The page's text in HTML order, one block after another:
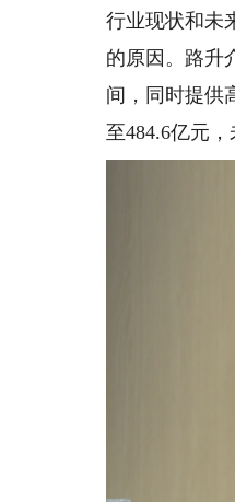
行业现状和未
的原因。路升
间，同时提供
至484.6亿元